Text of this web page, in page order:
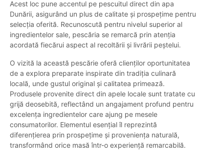
Acest loc pune accentul pe pescuitul direct din apa
Dunării, asigurând un plus de calitate și prospețime pentru
selecția oferită. Recunoscută pentru nivelul superior al
ingredientelor sale, pescăria se remarcă prin atenția
acordată fiecărui aspect al recoltării și livrării peștelui.
O vizită la această pescărie oferă clienților oportunitatea
de a explora preparate inspirate din tradiția culinară
locală, unde gustul original și calitatea primează.
Produsele provenite direct din apele locale sunt tratate cu
grijă deosebită, reflectând un angajament profund pentru
excelența ingredientelor care ajung pe mesele
consumatorilor. Elementul esențial îl reprezintă
diferențierea prin prospețime și proveniența naturală,
transformând orice masă într-o experiență remarcabilă.